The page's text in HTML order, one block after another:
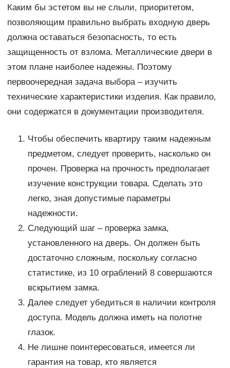
Каким бы эстетом вы не слыли, приоритетом,
позволяющим правильно выбрать входную дверь
должна оставаться безопасность, то есть
защищенность от взлома. Металлические двери в
этом плане наиболее надежны. Поэтому
первоочередная задача выбора – изучить
технические характеристики изделия. Как правило,
они содержатся в документации производителя.
Чтобы обеспечить квартиру таким надежным
предметом, следует проверить, насколько он
прочен. Проверка на прочность предполагает
изучение конструкции товара. Сделать это
легко, зная допустимые параметры
надежности.
Следующий шаг – проверка замка,
установленного на дверь. Он должен быть
достаточно сложным, поскольку согласно
статистике, из 10 ограблений 8 совершаются
вскрытием замка.
Далее следует убедиться в наличии контроля
доступа. Модель должна иметь на полотне
глазок.
Не лишне поинтересоваться, имеется ли
гарантия на товар, кто является